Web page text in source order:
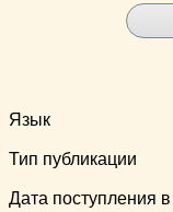
Язык
Тип публикации
Дата поступления